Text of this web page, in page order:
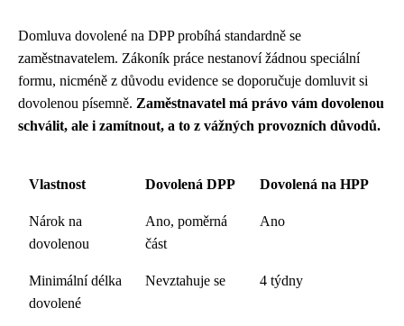
Domluva dovolené na DPP probíhá standardně se
zaměstnavatelem. Zákoník práce nestanoví žádnou speciální
formu, nicméně z důvodu evidence se doporučuje domluvit si
dovolenou písemně. Zaměstnavatel má právo vám dovolenou
schválit, ale i zamítnout, a to z vážných provozních důvodů.
Vlastnost Dovolená DPP Dovolená na HPP
Nárok na
dovolenou
Ano, poměrná
část
Ano
Minimální délka
dovolené
Nevztahuje se 4 týdny